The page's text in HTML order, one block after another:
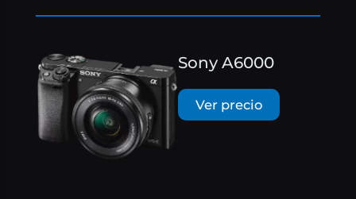
Sony A6000
Ver precio